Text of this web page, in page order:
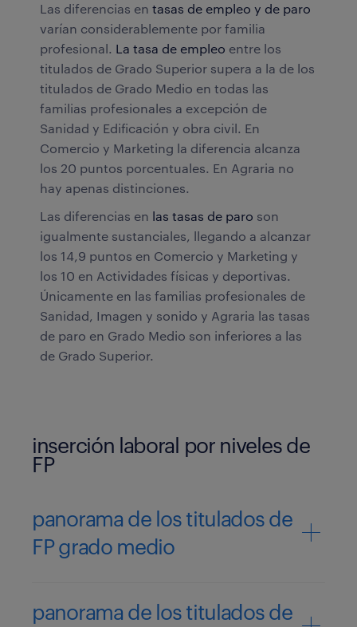
Las diferencias en tasas de empleo y de paro
varían considerablemente por familia
profesional. La tasa de empleo entre los
titulados de Grado Superior supera a la de los
titulados de Grado Medio en todas las
familias profesionales a excepción de
Sanidad y Edificación y obra civil. En
Comercio y Marketing la diferencia alcanza
los 20 puntos porcentuales. En Agraria no
hay apenas distinciones.
Las diferencias en las tasas de paro son
igualmente sustanciales, llegando a alcanzar
los 14,9 puntos en Comercio y Marketing y
los 10 en Actividades físicas y deportivas.
Únicamente en las familias profesionales de
Sanidad, Imagen y sonido y Agraria las tasas
de paro en Grado Medio son inferiores a las
de Grado Superior.
inserción laboral por niveles de
FP
panorama de los titulados de
FP grado medio
panorama de los titulados de